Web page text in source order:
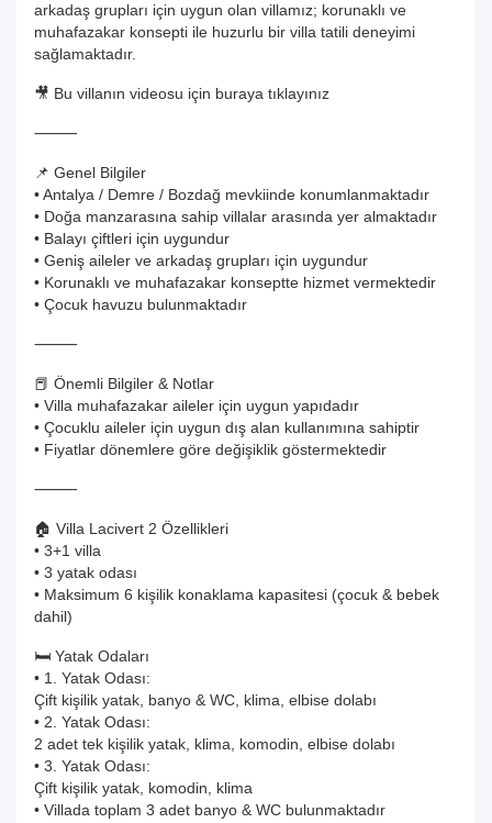
arkadaş grupları için uygun olan villamız; korunaklı ve
muhafazakar konsepti ile huzurlu bir villa tatili deneyimi
sağlamaktadır.
🎥 Bu villanın videosu için buraya tıklayınız
⸻
📌 Genel Bilgiler
• Antalya / Demre / Bozdağ mevkiinde konumlanmaktadır
• Doğa manzarasına sahip villalar arasında yer almaktadır
• Balayı çiftleri için uygundur
• Geniş aileler ve arkadaş grupları için uygundur
• Korunaklı ve muhafazakar konseptte hizmet vermektedir
• Çocuk havuzu bulunmaktadır
⸻
📕 Önemli Bilgiler & Notlar
• Villa muhafazakar aileler için uygun yapıdadır
• Çocuklu aileler için uygun dış alan kullanımına sahiptir
• Fiyatlar dönemlere göre değişiklik göstermektedir
⸻
🏠 Villa Lacivert 2 Özellikleri
• 3+1 villa
• 3 yatak odası
• Maksimum 6 kişilik konaklama kapasitesi (çocuk & bebek
dahil)
🛏️ Yatak Odaları
• 1. Yatak Odası:
Çift kişilik yatak, banyo & WC, klima, elbise dolabı
• 2. Yatak Odası:
2 adet tek kişilik yatak, klima, komodin, elbise dolabı
• 3. Yatak Odası:
Çift kişilik yatak, komodin, klima
• Villada toplam 3 adet banyo & WC bulunmaktadır